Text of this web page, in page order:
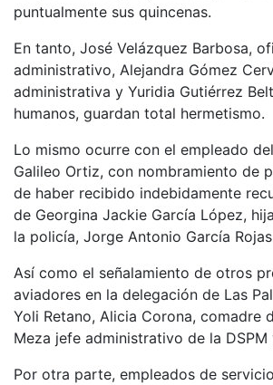
puntualmente sus quincenas.
En tanto, José Velázquez Barbosa,
administrativo, Alejandra Gómez
administrativa y Yuridia Gutiérrez
humanos, guardan total hermetismo.
Lo mismo ocurre con el empleado
Galileo Ortiz, con nombramiento de
de haber recibido indebidamente
de Georgina Jackie García López,
la policía, Jorge Antonio García
Así como el señalamiento de otros
aviadores en la delegación de Las
Yoli Retano, Alicia Corona, comadre
Meza jefe administrativo de la DSPM
Por otra parte, empleados de